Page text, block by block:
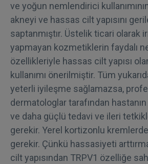
ve yoğun nemlendirici
akneyi ve hassas cilt yapısını
saptanmıştır. Üstelik ticari olarak
yapmayan kozmetiklerin faydalı
özellikleriyle hassas cilt yapısı
kullanımı önerilmiştir. Tüm
yeterli iyileşme sağlamazsa,
dermatologlar tarafından
ve daha güçlü tedavi ve ileri
gerekir. Yerel kortizonlu
gerekir. Çünkü hassasiyeti
cilt yapısından TRPV1 özelliğe